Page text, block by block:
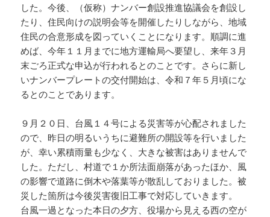
した。今後、（仮称）ナンバー創設推進協議会を創設し
たり、住民向けの説明会等を開催したりしながら、地域
住民の合意形成を図っていくことになります。順調に進
めば、今年１１月までに地方運輸局へ要望し、来年３月
末ごろ正式な申込が行われるとのことです。さらに新し
いナンバープレートの交付開始は、令和７年５月頃にな
るとのことであります。
９月２０日、台風１４号による災害等が心配されました
ので、昨日の明るいうちに避難所の開設等を行いました
が、幸い累積雨量も少なく、大きな被害はありませんで
した。ただし、村道で１か所法面崩落があったほか、風
の影響で道路に倒木や落葉等が散乱しておりました。被
災した箇所は今後災害復旧工事で対応していきます。
台風一過となった本日の夕方、役場から見える西の空が